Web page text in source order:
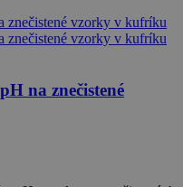
na znečistené